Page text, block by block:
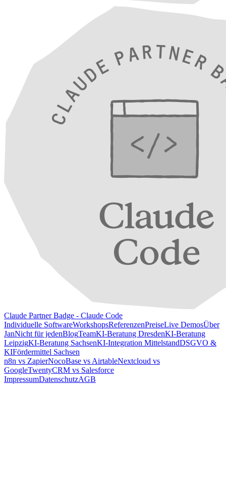
Claude Partner Badge - Claude Code
Individuelle SoftwareWorkshopsReferenzenPreiseLive DemosÜber
JanNicht für jedenBlogTeamKI-Beratung DresdenKI-Beratung
LeipzigKI-Beratung SachsenKI-Integration MittelstandDSGVO &
KIFördermittel Sachsen
n8n vs ZapierNocoBase vs AirtableNextcloud vs
GoogleTwentyCRM vs Salesforce
ImpressumDatenschutzAGB